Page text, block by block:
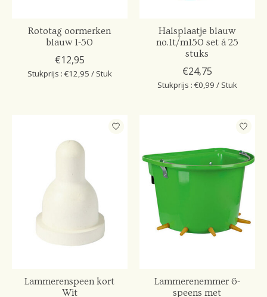
Rototag oormerken
blauw 1-50
€12,95
Stukprijs : €12,95 / Stuk
Halsplaatje blauw
no.1t/m150 set á 25
stuks
€24,75
Stukprijs : €0,99 / Stuk
Lammerenspeen kort
Wit
Lammerenemmer 6-
speens met